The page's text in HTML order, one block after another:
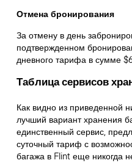
Отмена бронирования
За отмену в день
подтвержденном
дневного тарифа в сумме
Таблица сервисов
Как видно из приведенной
лучший вариант хранения
единственный сервис,
суточный тариф с
багажа в Flintеще никогда